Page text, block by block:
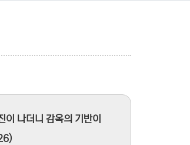
나더니 감옥의 기반이